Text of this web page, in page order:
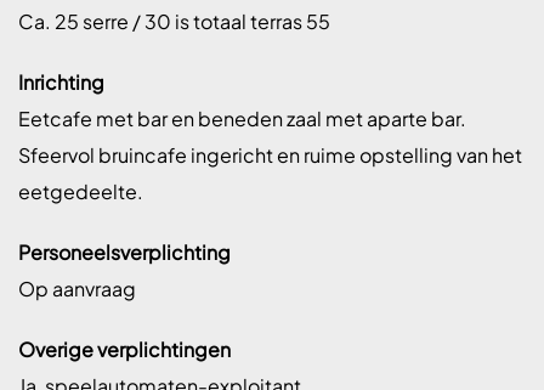
Ca. 25 serre / 30 is totaal terras 55
Inrichting
Eetcafe met bar en beneden zaal met aparte bar.
Sfeervol bruincafe ingericht en ruime opstelling van het
eetgedeelte.
Personeelsverplichting
Op aanvraag
Overige verplichtingen